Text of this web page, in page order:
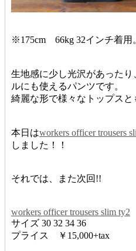
※175cm 66kg 32インチ着用
生地感に少し光沢があった
ルにも使えるパンツです。
綺麗な形で様々なトップス
本日はworkers officer trousers
しました！！
それでは、また次回!!
workers officer trousers slim ty2
サイズ 30 32 34 36
プライス ￥15,000+tax